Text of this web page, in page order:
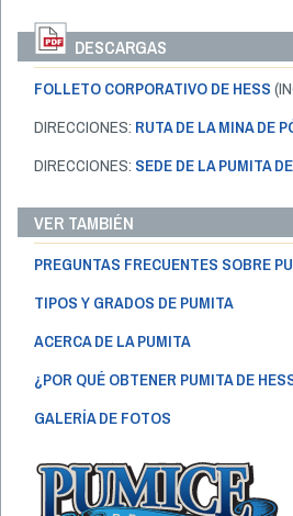
DESCARGAS
FOLLETO CORPORATIVO DE HESS
DIRECCIONES: RUTA DE LA MINA DE
DIRECCIONES: SEDE DE LA PUMITA
VER TAMBIÉN
PREGUNTAS FRECUENTES SOBRE
TIPOS Y GRADOS DE PUMITA
ACERCA DE LA PUMITA
¿POR QUÉ OBTENER PUMITA DE
GALERÍA DE FOTOS